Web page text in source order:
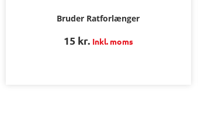
Bruder Ratforlænger
15 kr. Inkl. moms